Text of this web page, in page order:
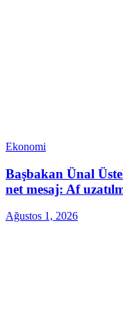
Ekonomi
Başbakan Ünal
net mesaj: Af
Ağustos 1, 2026